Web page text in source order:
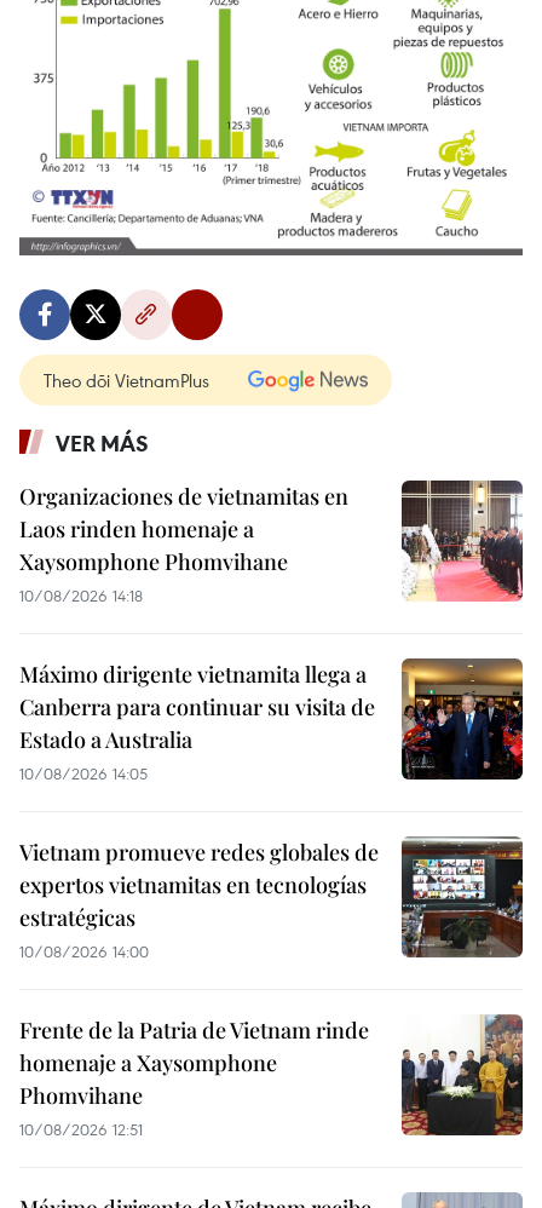
Theo dõi VietnamPlus
VER MÁS
Organizaciones de vietnamitas en
Laos rinden homenaje a
Xaysomphone Phomvihane
10/08/2026 14:18
Máximo dirigente vietnamita llega a
Canberra para continuar su visita de
Estado a Australia
10/08/2026 14:05
Vietnam promueve redes globales de
expertos vietnamitas en tecnologías
estratégicas
10/08/2026 14:00
Frente de la Patria de Vietnam rinde
homenaje a Xaysomphone
Phomvihane
10/08/2026 12:51